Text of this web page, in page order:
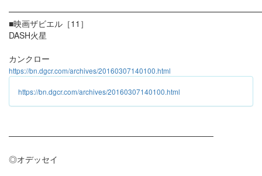
■映画ザビエル［11］
DASH火星
カンクロー
https://bn.dgcr.com/archives/20160307140100.html
https://bn.dgcr.com/archives/20160307140100.html
───────────────────────────────────
◎オデッセイ